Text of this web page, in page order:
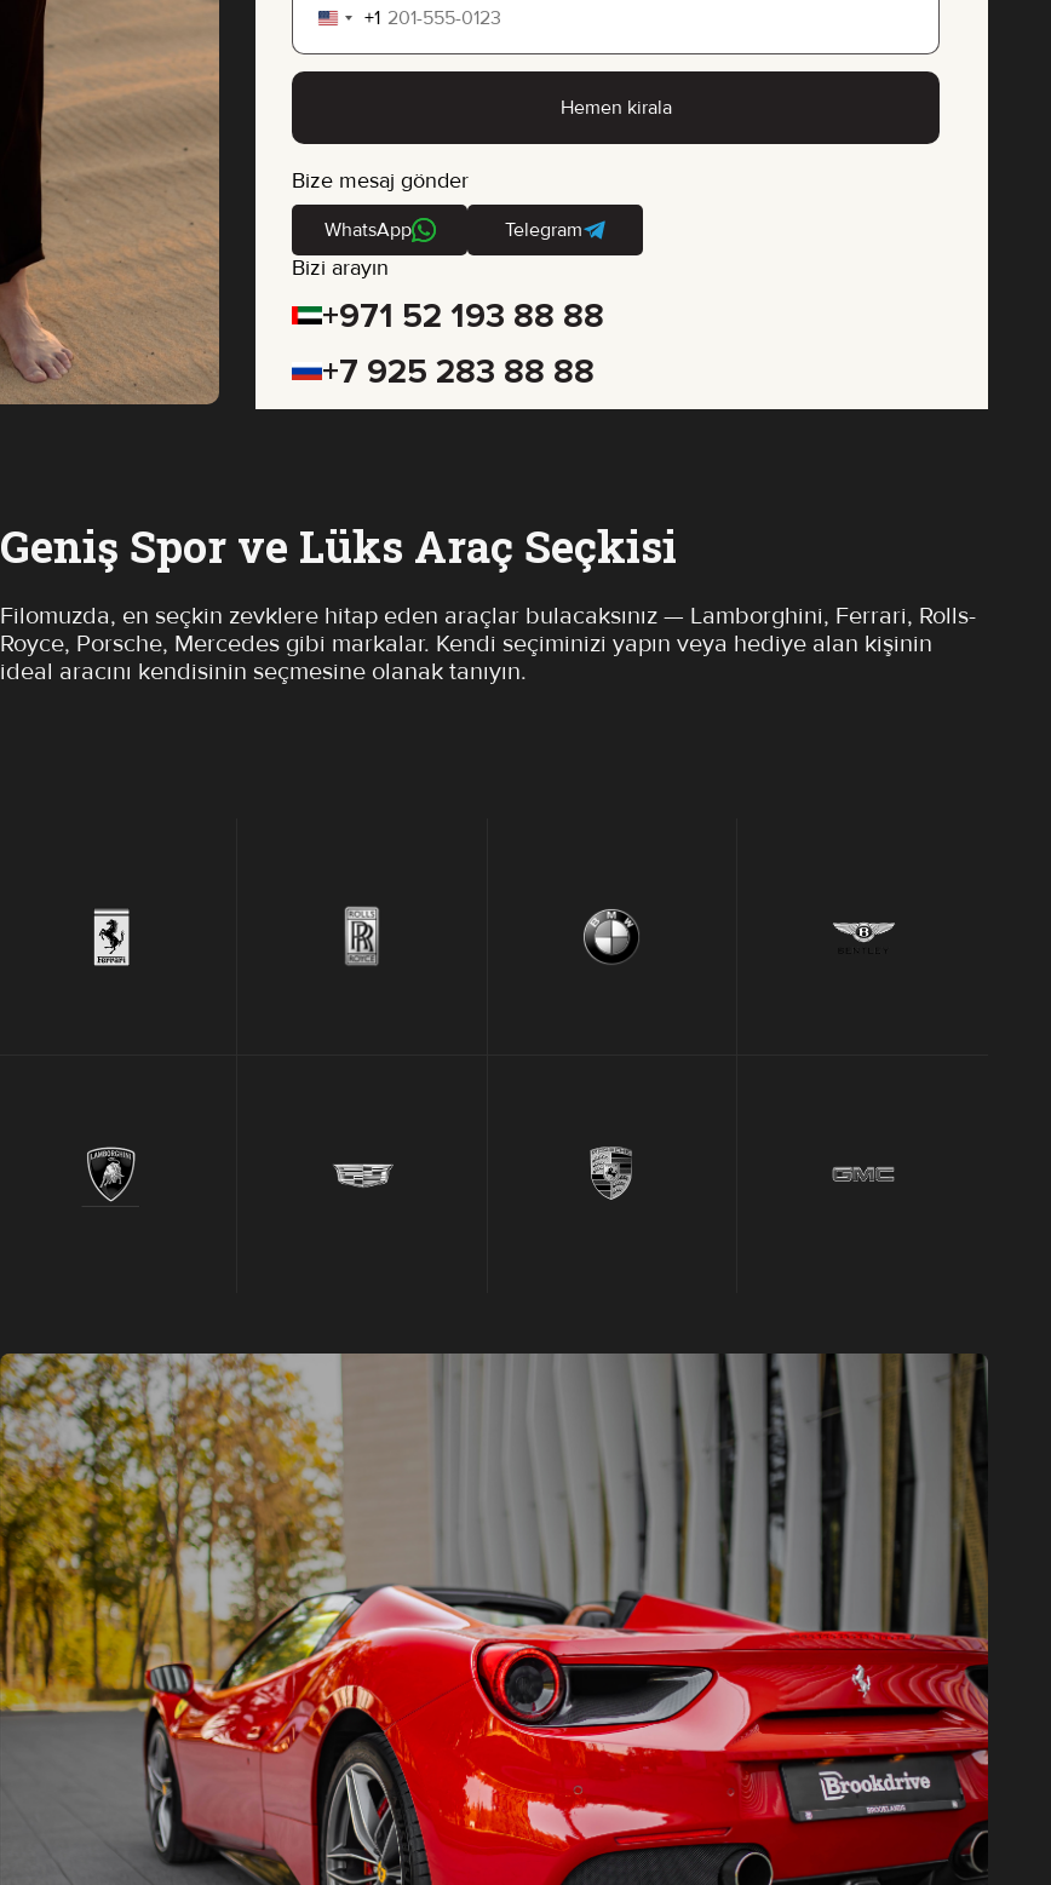
United
States
+1
Hemen kirala
Bize mesaj gönder
WhatsApp Telegram
Bizi arayın
+971 52 193 88 88
+7 925 283 88 88
Geniş Spor ve Lüks Araç Seçkisi
Filomuzda, en seçkin zevklere hitap eden araçlar bulacaksınız — Lamborghini, Ferrari, Rolls-
Royce, Porsche, Mercedes gibi markalar. Kendi seçiminizi yapın veya hediye alan kişinin
ideal aracını kendisinin seçmesine olanak tanıyın.